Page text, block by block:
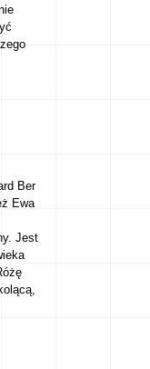
Ber
Ewa
Jest